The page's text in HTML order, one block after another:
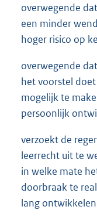
overwegende
een minder
hoger risico op
overwegende
het voorstel
mogelijk te
persoonlijk
verzoekt de
leerrecht uit te
in welke mate
doorbraak te
lang